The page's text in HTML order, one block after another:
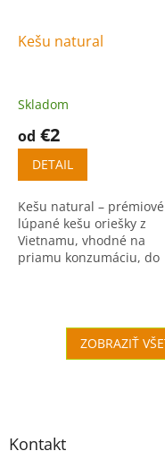
Kešu natural
Skladom
od €2
DETAIL
Kešu natural – prémiové
lúpané kešu oriešky z
Vietnamu, vhodné na
priamu konzumáciu, do
ZOBRAZIŤ
Kontakt